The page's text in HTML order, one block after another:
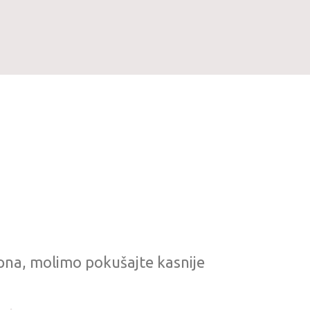
molimo pokušajte kasnije